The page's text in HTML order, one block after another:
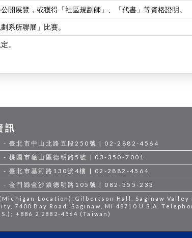
開展覽，或獲得「社區規劃師」、「代書」等資格證明。
系所聯展」比賽。
。
訊
- 臺北市中山北路五段250號 | 02-2882-4564
- 桃園市龜山區德明路5號 | 03-350-7001
- 臺北市基河路130號4樓 | 02-2882-4564
- 金門縣金沙鎮德明路105號 | 082-355-233
(Michigan Location):Gilbertson Hall, Saginaw Valley
7400 Bay Road, Saginaw, MI 48710 U.S.A.
+886 2 2882-4564 (Taiwan)